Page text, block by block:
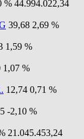
% 44.994.022,34
39,68 2,69 %
1,59 %
1,07 %
12,74 0,71 %
-2,10 %
21.045.453,24